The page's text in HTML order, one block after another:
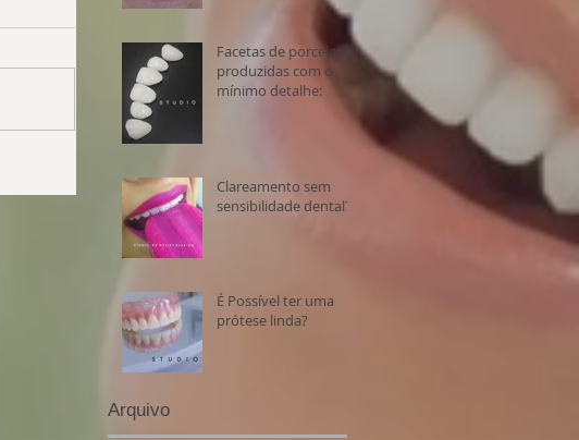
Facetas de porcelana
produzidas com o
mínimo detalhe:
Clareamento sem
sensibilidade dental?
É Possível ter uma
prótese linda?
Arquivo